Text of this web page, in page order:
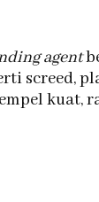
agent
screed,
kuat,